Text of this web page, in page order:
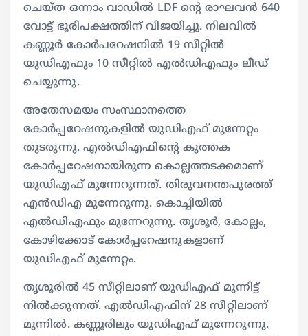
ചെയ്ത ഒന്നാം വാഡിൽ LDF ന്റെ രാഘവൻ 640
വോട്ട് ഭൂരിപക്ഷത്തിന് വിജയിച്ചു. നിലവിൽ
കണ്ണൂർ കോർപറേഷനിൽ 19 സീറ്റിൽ
യുഡിഎഫും 10 സീറ്റിൽ എൽഡിഎഫും ലീഡ്
ചെയ്യുന്നു.
അതേസമയം സംസ്ഥാനത്തെ
കോർപ്പറേഷനുകളിൽ യുഡിഎഫ് മുന്നേറ്റം
തുടരുന്നു. എൽഡിഎഫിന്റെ കുത്തക
കോർപ്പറേഷനായിരുന്ന കൊല്ലത്തടക്കമാണ്
യുഡിഎഫ് മുന്നേറുന്നത്. തിരുവനന്തപുരത്ത്
എൻഡിഎ മുന്നേറുന്നു. കൊച്ചിയിൽ
എൽ‍ഡിഎഫും മുന്നേറുന്നു. തൃശൂർ, കോല്ലം,
കോഴിക്കോട് കോർപ്പറേഷനുകളാണ്
യു‍ഡിഎഫ് മുന്നേറ്റം.
തൃശൂരിൽ 45 സീറ്റിലാണ് യുഡിഎഫ് മുന്നിട്ട്
നിൽക്കുന്നത്. എൽഡിഎഫിന് 28 സീറ്റിലാണ്
മുന്നിൽ. കണ്ണൂരിലും യുഡിഎഫ് മുന്നേറുന്നു.